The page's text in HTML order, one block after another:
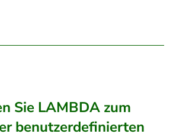
Sie LAMBDA zum
benutzerdefinierten